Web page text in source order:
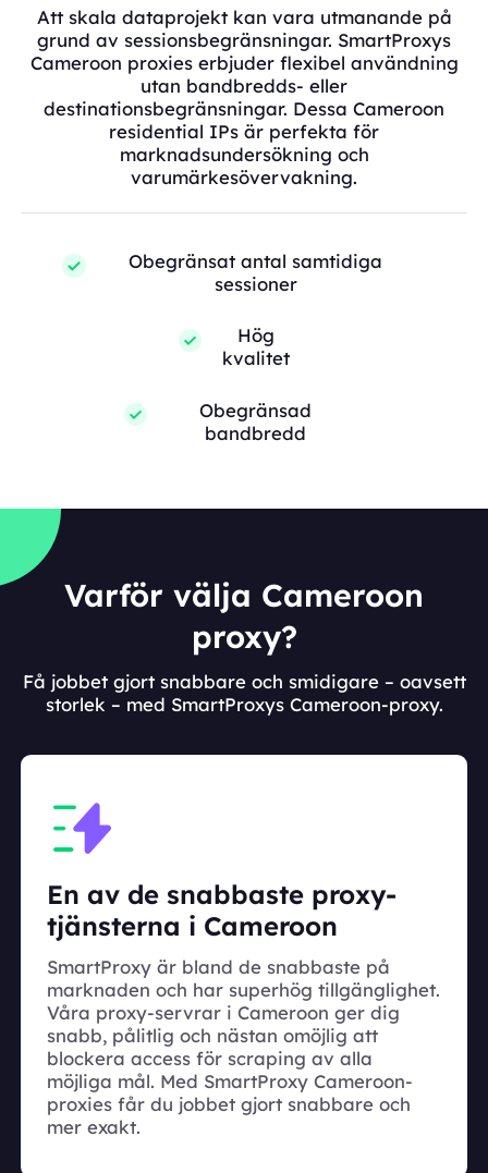
Att skala dataprojekt kan vara utmanande på
grund av sessionsbegränsningar. SmartProxys
Cameroon proxies erbjuder flexibel användning
utan bandbredds- eller
destinationsbegränsningar. Dessa Cameroon
residential IPs är perfekta för
marknadsundersökning och
varumärkesövervakning.
Obegränsat antal samtidiga
sessioner
Hög
kvalitet
Obegränsad
bandbredd
Varför välja Cameroon
proxy?
Få jobbet gjort snabbare och smidigare – oavsett
storlek – med SmartProxys Cameroon-proxy.
En av de snabbaste proxy-
tjänsterna i Cameroon
SmartProxy är bland de snabbaste på
marknaden och har superhög tillgänglighet.
Våra proxy-servrar i Cameroon ger dig
snabb, pålitlig och nästan omöjlig att
blockera access för scraping av alla
möjliga mål. Med SmartProxy Cameroon-
proxies får du jobbet gjort snabbare och
mer exakt.